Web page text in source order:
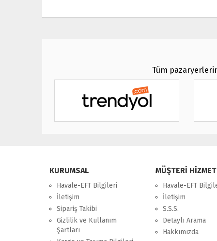
Tüm
KURUMSAL
Havale-EFT Bilgileri
İletişim
Sipariş Takibi
Gizlilik ve Kullanım
Şartları
MÜŞTERİ
Havale-EFT
İletişim
S.S.S.
Detaylı Arama
Hakkımızda